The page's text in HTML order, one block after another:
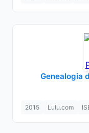
Genealogia
2015 Lulu.com